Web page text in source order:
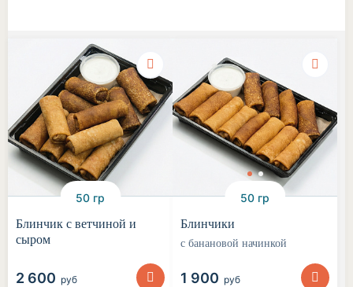
50 гр
Блинчик с ветчиной и
сыром
2 600 руб
50 гр
Блинчики
с банановой начинкой
1 900 руб